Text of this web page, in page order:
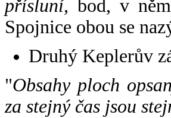
přísluní, bod, v
Spojnice obou se
Druhý Keplerův
"Obsahy ploch
za stejný čas jsou